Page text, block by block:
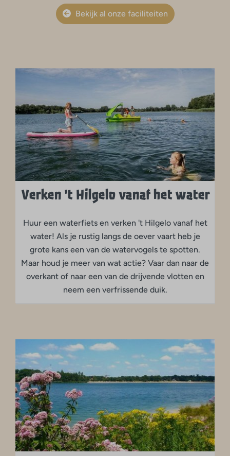
Bekijk al onze faciliteiten
Verken 't Hilgelo vanaf het water
Huur een waterfiets en verken 't Hilgelo vanaf het
water! Als je rustig langs de oever vaart heb je
grote kans een van de watervogels te spotten.
Maar houd je meer van wat actie? Vaar dan naar de
overkant of naar een van de drijvende vlotten en
neem een verfrissende duik.